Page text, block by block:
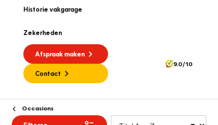
Historie vakgarage
Zekerheden
Afspraak maken
Contact
9.0/10
Occasions